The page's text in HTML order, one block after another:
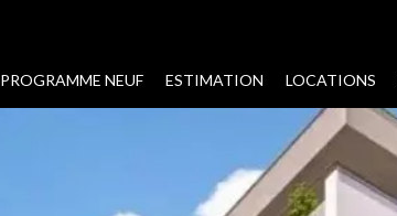
PROGRAMME NEUF ESTIMATION LOCATIONS